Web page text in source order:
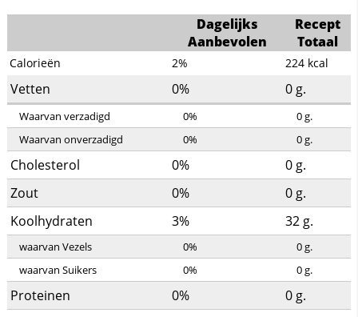
Dagelijks
Aanbevolen
Recept
Totaal
Calorieën 2% 224 kcal
Vetten 0% 0 g.
Waarvan verzadigd 0% 0g.
Waarvan onverzadigd
0% 0g.
Cholesterol 0% 0 g.
Zout
0% 0 g.
Koolhydraten
3% 32 g.
waarvan Vezels 0% 0g.
waarvan Suikers
0% 0g.
Proteinen 0% 0 g.